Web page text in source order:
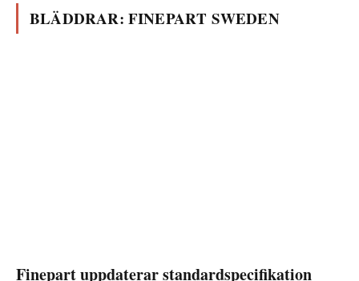
BLÄDDRAR: FINEPART SWEDEN
Finepart uppdaterar standardspecifikation